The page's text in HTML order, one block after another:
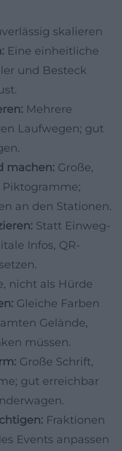
skalieren
Eine einheitliche
und Besteck
Mehrere
Laufwegen; gut
machen: Große,
an den Stationen.
Statt Einweg-
Infos, QR-
nicht als Hürde
Gleiche Farben
Gelände,
müssen.
Große Schrift,
gut erreichbar
Fraktionen
Events anpassen